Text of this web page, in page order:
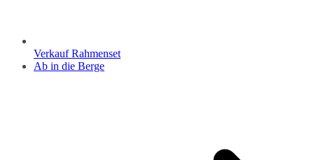
Verkauf Rahmenset
Ab in die Berge